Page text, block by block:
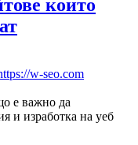
които
w-seo.com
е важно да
и изработка на уеб